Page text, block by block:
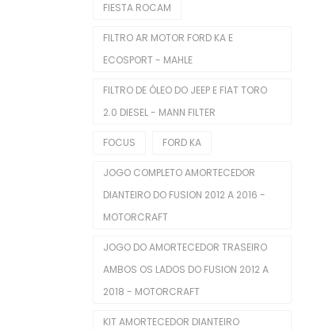
Cabos De Velas
Corpo De Borboleta
Correias Dentadas
Correias Poly V
Coxins De Motor
Eletroventiladores Completos
Filtros De Ar
Filtros De Combustível
FIESTA ROCAM
FILTRO AR MOTOR FORD KA E
ECOSPORT - MAHLE
FILTRO DE ÓLEO DO JEEP E FIAT TORO
2.0 DIESEL - MANN FILTER
FOCUS FORD KA
JOGO COMPLETO AMORTECEDOR
DIANTEIRO DO FUSION 2012 A 2016 -
MOTORCRAFT
JOGO DO AMORTECEDOR TRASEIRO
AMBOS OS LADOS DO FUSION 2012 A
2018 - MOTORCRAFT
KIT AMORTECEDOR DIANTEIRO